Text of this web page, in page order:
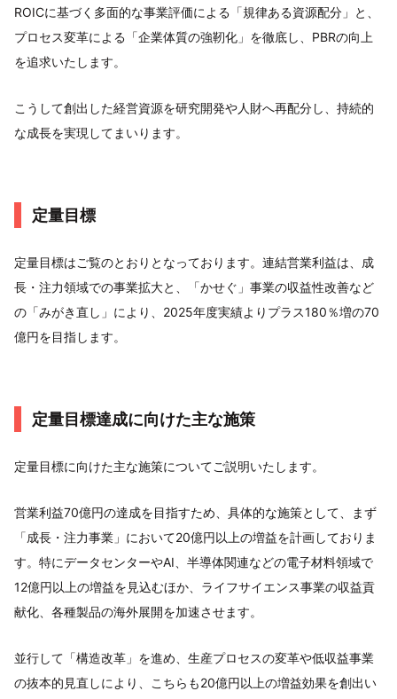
ROICに基づく多面的な事業評価による「規律ある資源配分」と、
プロセス変革による「企業体質の強靭化」を徹底し、PBRの向上
を追求いたします。
こうして創出した経営資源を研究開発や人財へ再配分し、持続的
な成長を実現してまいります。
定量目標
定量目標はご覧のとおりとなっております。連結営業利益は、成
長・注力領域での事業拡大と、「かせぐ」事業の収益性改善など
の「みがき直し」により、2025年度実績よりプラス180％増の70
億円を目指します。
定量目標達成に向けた主な施策
定量目標に向けた主な施策についてご説明いたします。
営業利益70億円の達成を目指すため、具体的な施策として、まず
「成長・注力事業」において20億円以上の増益を計画しておりま
す。特にデータセンターやAI、半導体関連などの電子材料領域で
12億円以上の増益を見込むほか、ライフサイエンス事業の収益貢
献化、各種製品の海外展開を加速させます。
並行して「構造改革」を進め、生産プロセスの変革や低収益事業
の抜本的見直しにより、こちらも20億円以上の増益効果を創出い